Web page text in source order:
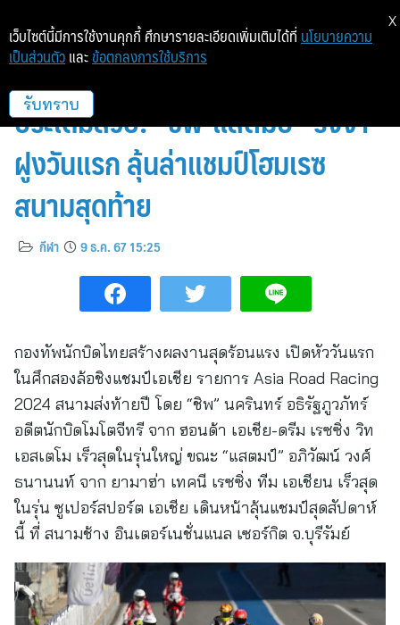
ชิงแชมป์เอเชีย! “ทัพนักบิดไทย”
ประเดิมสวย! “ชิพ-แสตมป์” รั้งจ่า
ฝูงวันแรก ลุ้นล่าแชมป์โฮมเรซ
สนามสุดท้าย
กีฬา 9 ธ.ค. 67 15:25
กองทัพนักบิดไทยสร้างผลงานสุดร้อนแรง เปิดหัววันแรก
ในศึกสองล้อชิงแชมป์เอเชีย รายการ Asia Road Racing
2024 สนามส่งท้ายปี โดย “ชิพ” นครินทร์ อธิรัฐภูวภัทร์
อดีตนักบิดโมโตจีทรี จาก ฮอนด้า เอเชีย-ดรีม เรซซิ่ง วิท
เอสเตโม เร็วสุดในรุ่นใหญ่ ขณะ “แสตมป์” อภิวัฒน์ วงศ์
ธนานนท์ จาก ยามาฮ่า เทคนี เรซซิ่ง ทีม เอเชียน เร็วสุด
ในรุ่น ซูเปอร์สปอร์ต เอเชีย เดินหน้าลุ้นแชมป์สุดสัปดาห์
นี้ ที่ สนามช้าง อินเตอร์เนชั่นแนล เซอร์กิต จ.บุรีรัมย์
เว็บไซต์นี้มีการใช้งานคุกกี้ ศึกษารายละเอียดเพิ่มเติมได้ที่ นโยบายความ
เป็นส่วนตัว และ ข้อตกลงการใช้บริการ
รับทราบ
X